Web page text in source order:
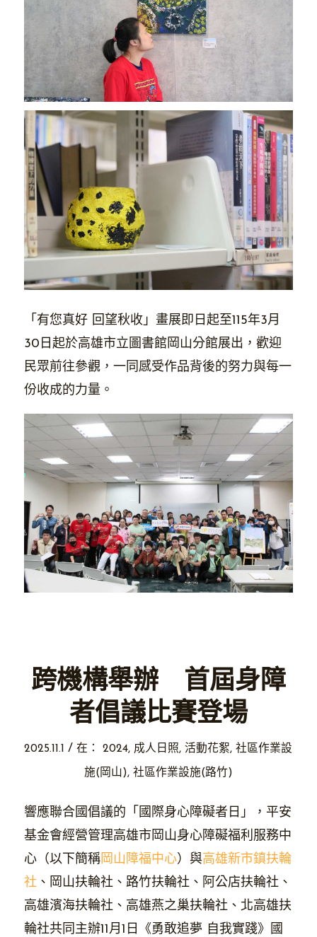
「有您真好 回望秋收」畫展即日起至115年3月
30日起於高雄市立圖書館岡山分館展出，歡迎
民眾前往參觀，一同感受作品背後的努力與每一
份收成的力量。
跨機構舉辦 首屆身障
者倡議比賽登場
2025.11.1 / 在：2024, 成人日照,活動花絮,社區作業設
施(岡山), 社區作業設施(路竹)
響應聯合國倡議的「國際身心障礙者日」，平安
基金會經營管理高雄市岡山身心障礙福利服務中
心（以下簡稱岡山障福中心）與高雄新市鎮扶輪
社、岡山扶輪社、路竹扶輪社、阿公店扶輪社、
高雄濱海扶輪社、高雄燕之巢扶輪社、北高雄扶
輪社共同主辦11月1日《勇敢追夢 自我實踐》國